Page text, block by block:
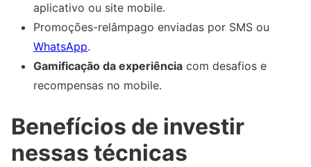
aplicativo ou site mobile.
Promoções-relâmpago enviadas por SMS ou
WhatsApp.
Gamificação da experiência com desafios e
recompensas no mobile.
Benefícios de investir
nessas técnicas